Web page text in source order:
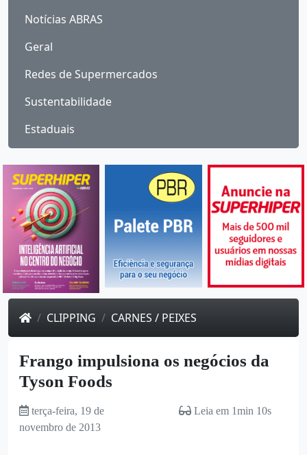
Notícias ABRAS
Geral
Redes de Supermercados
Sustentabilidade
Estaduais
CLIPPING CARNES / PEIXES
Frango impulsiona os negócios da
Tyson Foods
terça-feira, 19 de
novembro de 2013
Leia em 1min 10s